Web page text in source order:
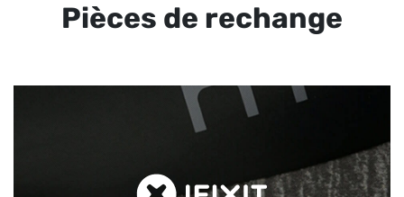
Pièces de rechange